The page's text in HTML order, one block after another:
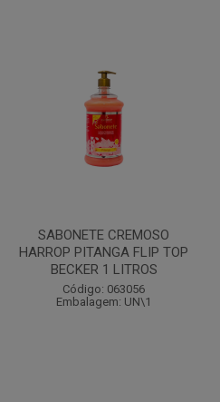
SABONETE CREMOSO
HARROP PITANGA FLIP TOP
BECKER 1 LITROS
Código: 063056
Embalagem: UN\1